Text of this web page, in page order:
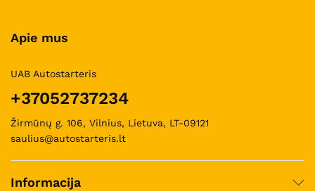
Apie mus
UAB Autostarteris
+37052737234
Žirmūnų g. 106, Vilnius, Lietuva, LT-09121
saulius@autostarteris.lt
Informacija